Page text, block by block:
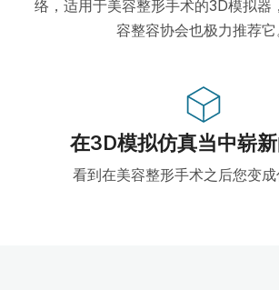
络，适用于美容整形手术的3D模拟器
容整容协会也极力推荐它
在3D模拟仿真当中崭
看到在美容整形手术之后您变